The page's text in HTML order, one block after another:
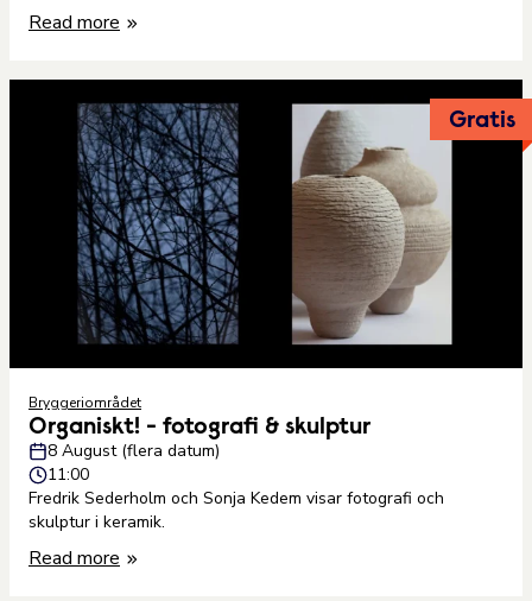
Read more
Gratis
Bryggeriområdet
Organiskt! - fotografi & skulptur
8 August (flera datum)
11:00
Fredrik Sederholm och Sonja Kedem visar fotografi och
skulptur i keramik.
Read more